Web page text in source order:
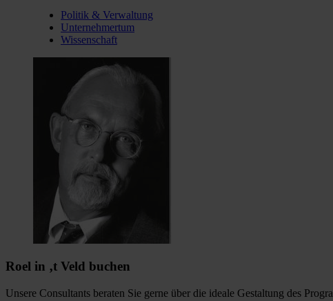
Politik & Verwaltung
Unternehmertum
Wissenschaft
Roel in ‚t Veld buchen
Unsere Consultants beraten Sie gerne über die ideale Gestaltung des